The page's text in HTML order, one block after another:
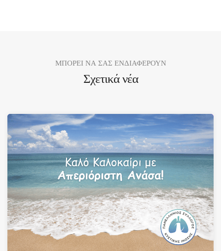
ΜΠΟΡΕΙ ΝΑ ΣΑΣ ΕΝΔΙΑΦΕΡΟΥΝ
Σχετικά νέα